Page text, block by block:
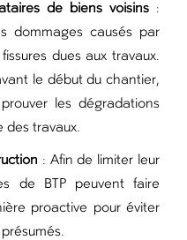
de biens voisins:
dommages causés par
dues aux travaux.
le début du chantier,
les dégradations
des travaux.
: Afin de limiter leur
de BTP peuvent faire
proactive pour éviter